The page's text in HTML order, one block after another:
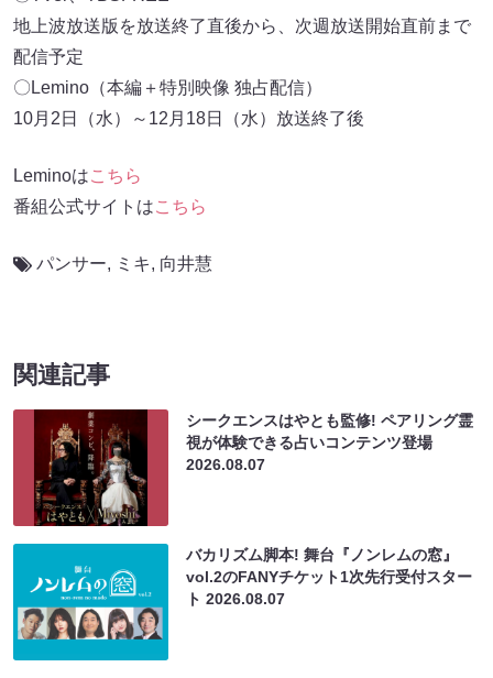
地上波放送版を放送終了直後から、次週放送開始直前まで
配信予定
〇Lemino（本編＋特別映像 独占配信）
10月2日（水）～12月18日（水）放送終了後
Leminoはこちら
番組公式サイトはこちら
パンサー, ミキ, 向井慧
関連記事
シークエンスはやとも監修! ペアリング霊
視が体験できる占いコンテンツ登場
2026.08.07
バカリズム脚本! 舞台『ノンレムの窓』
vol.2のFANYチケット1次先行受付スター
ト2026.08.07